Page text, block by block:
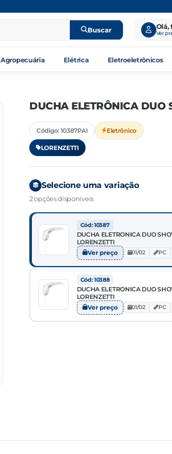
Buscar Olá,
Ver
Agropecuária Elétrica Eletroeletrônicos
DUCHA ELETRÔNICA
Código: 10387PAI Eletrônico
LORENZETTI
Selecione uma variação
2 opções disponíveis
Cód: 10387
DUCHA ELETRONICA DUO
LORENZETTI
Ver preço 01/02 PC
Cód: 10388
DUCHA ELETRONICA DUO
LORENZETTI
Ver preço 01/02 PC